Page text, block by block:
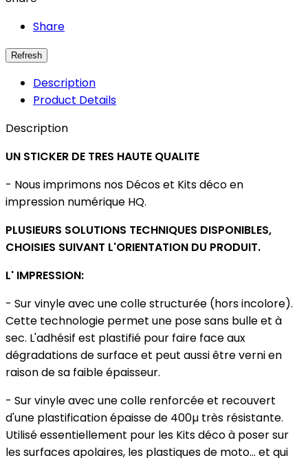
Share
Description
Product Details
Description
UN STICKER DE TRES HAUTE QUALITE
- Nous imprimons nos Décos et Kits déco en
impression numérique HQ.
PLUSIEURS SOLUTIONS TECHNIQUES DISPONIBLES,
CHOISIES SUIVANT L'ORIENTATION DU PRODUIT.
L' IMPRESSION:
- Sur vinyle avec une colle structurée (hors incolore).
Cette technologie permet une pose sans bulle et à
sec. L'adhésif est plastifié pour faire face aux
dégradations de surface et peut aussi être verni en
raison de sa faible épaisseur.
- Sur vinyle avec une colle renforcée et recouvert
d'une plastification épaisse de 400µ très résistante.
Utilisé essentiellement pour les Kits déco à poser sur
les surfaces apolaires, les plastiques de moto... et qui